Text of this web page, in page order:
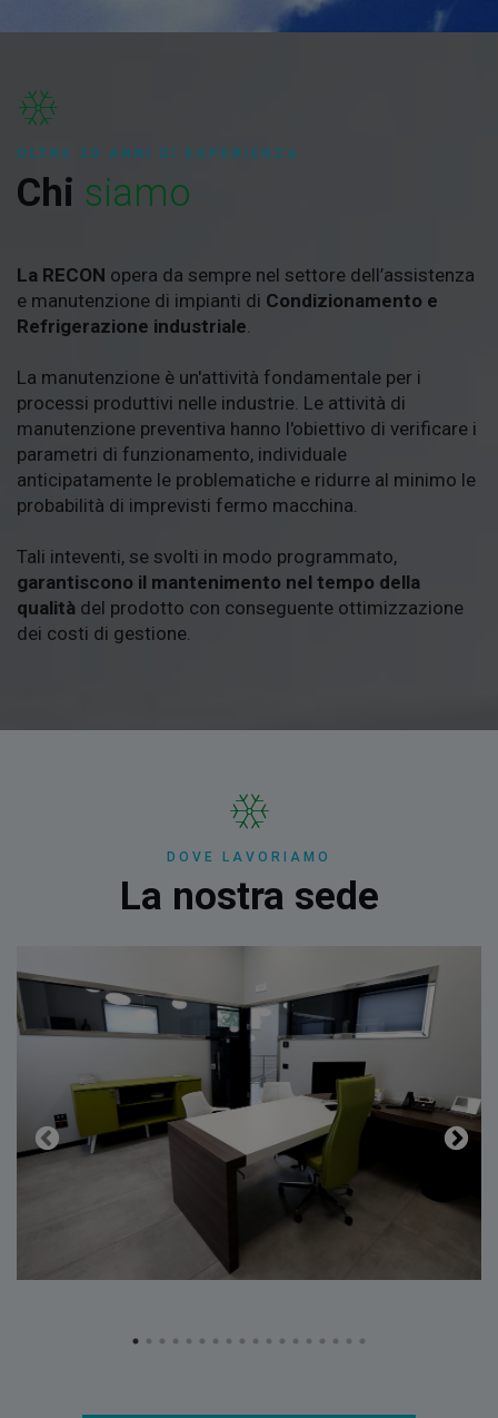
OLTRE 20 ANNI DI ESPERIENZA
Chi siamo
La RECON opera da sempre nel settore dell’assistenza
e manutenzione di impianti di Condizionamento e
Refrigerazione industriale.
La manutenzione è un'attività fondamentale per i
processi produttivi nelle industrie. Le attività di
manutenzione preventiva hanno l'obiettivo di verificare i
parametri di funzionamento, individuale
anticipatamente le problematiche e ridurre al minimo le
probabilità di imprevisti fermo macchina.
Tali inteventi, se svolti in modo programmato,
garantiscono il mantenimento nel tempo della
qualità del prodotto con conseguente ottimizzazione
dei costi di gestione.
DOVE LAVORIAMO
La nostra sede